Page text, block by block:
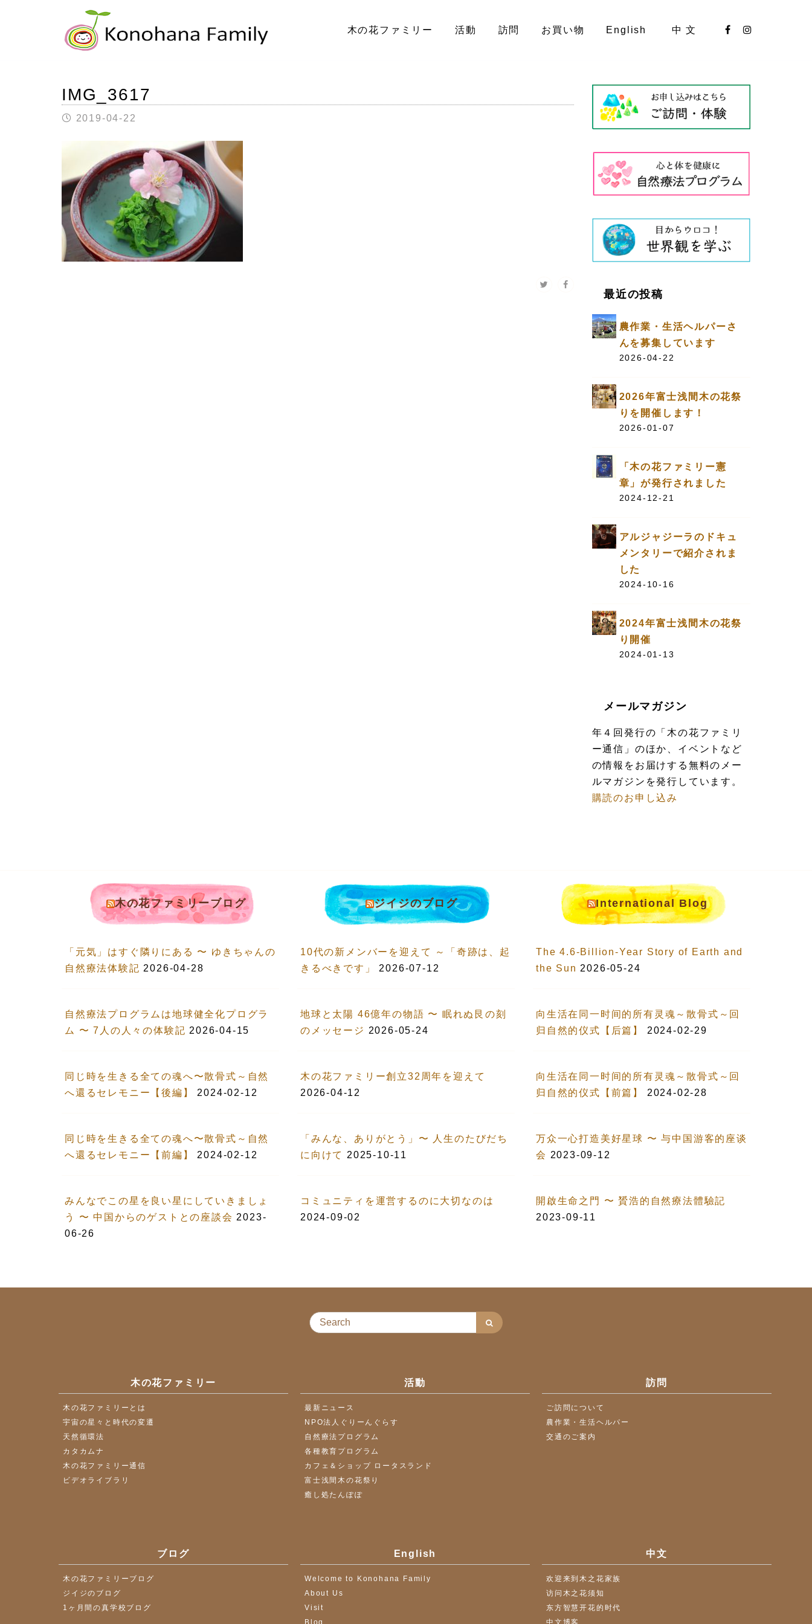
木の花ファミリー 活動 訪問 お買い物 English 中 文
IMG_3617
2019-04-22
最近の投稿
農作業・生活ヘルパーさ
んを募集しています
2026-04-22
2026年富士浅間木の花祭
りを開催します！
2026-01-07
「木の花ファミリー憲
章」が発行されました
2024-12-21
アルジャジーラのドキュ
メンタリーで紹介されま
した
2024-10-16
2024年富士浅間木の花祭
り開催
2024-01-13
メールマガジン
年４回発行の「木の花ファミリ
ー通信」のほか、イベントなど
の情報をお届けする無料のメー
ルマガジンを発行しています。
購読のお申し込み
木の花ファミリーブログ
「元気」はすぐ隣りにある 〜 ゆきちゃんの
自然療法体験記 2026-04-28
自然療法プログラムは地球健全化プログラ
ム 〜 7人の人々の体験記 2026-04-15
同じ時を生きる全ての魂へ〜散骨式～自然
へ還るセレモニー【後編】
2024-02-12
同じ時を生きる全ての魂へ〜散骨式～自然
へ還るセレモニー【前編】
2024-02-12
みんなでこの星を良い星にしていきましょ
う 〜 中国からのゲストとの座談会 2023-
06-26
ジイジのブログ
10代の新メンバーを迎えて ～「奇跡は、起
きるべきです」
2026-07-12
地球と太陽 46億年の物語 〜 眠れぬ艮の刻
のメッセージ 2026-05-24
木の花ファミリー創立32周年を迎えて
2026-04-12
「みんな、ありがとう」〜 人生のたびだち
に向けて
2025-10-11
コミュニティを運営するのに大切なのは
2024-09-02
International Blog
The 4.6-Billion-Year Story of Earth and
the Sun 2026-05-24
向生活在同一时间的所有灵魂～散骨式～回
归自然的仪式【后篇】
2024-02-29
向生活在同一时间的所有灵魂～散骨式～回
归自然的仪式【前篇】
2024-02-28
万众一心打造美好星球 〜 与中国游客的座谈
会 2023-09-12
開啟生命之門 〜 贇浩的自然療法體驗記
2023-09-11
木の花ファミリー
木の花ファミリーとは
宇宙の星々と時代の変遷
天然循環法
カタカムナ
木の花ファミリー通信
ビデオライブラリ
活動
最新ニュース
NPO法人ぐりーんぐらす
自然療法プログラム
各種教育プログラム
カフェ＆ショップ ロータスランド
富士浅間木の花祭り
癒し処たんぽぽ
訪問
ご訪問について
農作業・生活ヘルパー
交通のご案内
ブログ
木の花ファミリーブログ
ジイジのブログ
1ヶ月間の真学校ブログ
English
Welcome to Konohana Family
About Us
Visit
Blog
中文
欢迎来到木之花家族
访问木之花须知
东方智慧开花的时代
中文博客